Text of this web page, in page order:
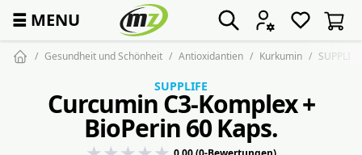
☰ MENU
Gesundheit und Schönheit Antioxidantien Kurkumin
SUPPLIFE
Curcumin C3-Komplex +
BioPerin 60 Kaps.
0.00 (0-Bewertungen)